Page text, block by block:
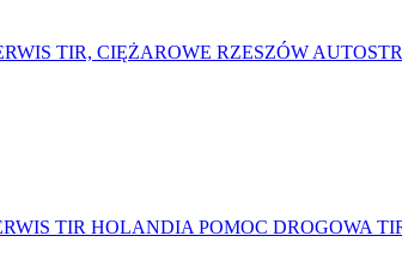
TIR, CIĘŻAROWE RZESZÓW
TIR HOLANDIA POMOC DROGOWA